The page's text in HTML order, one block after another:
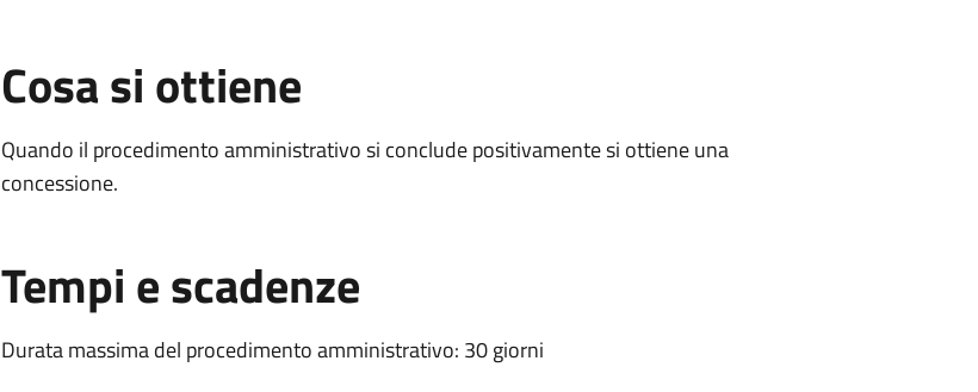
Cosa si ottiene
Quando il procedimento amministrativo si conclude positivamente si ottiene una
concessione.
Tempi e scadenze
Durata massima del procedimento amministrativo: 30 giorni